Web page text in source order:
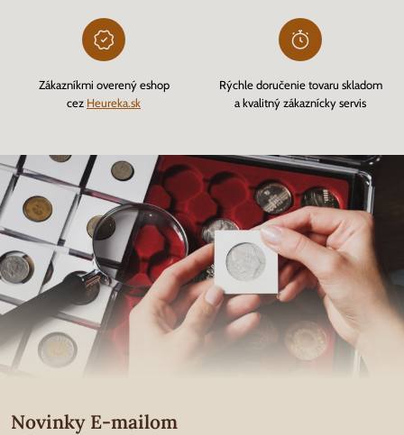
Zákazníkmi overený eshop
cez Heureka.sk
Rýchle doručenie tovaru skladom
a kvalitný zákaznícky servis
Novinky E-mailom